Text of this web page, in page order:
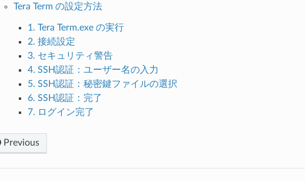
Tera Term の設定方法
1. Tera Term.exe の実行
2. 接続設定
3. セキュリティ警告
4. SSH認証：ユーザー名の入力
5. SSH認証：秘密鍵ファイルの選択
6. SSH認証：完了
7. ログイン完了
Previous